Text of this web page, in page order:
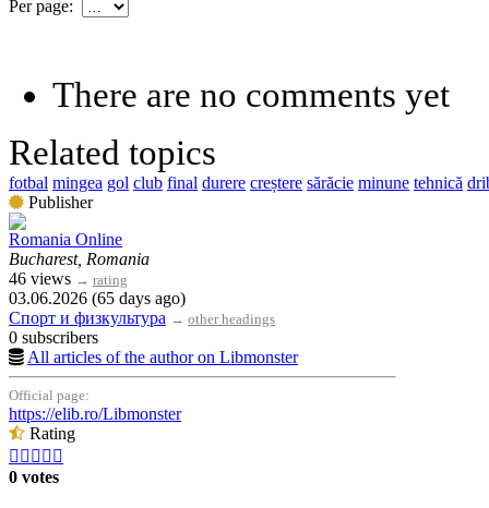
Per page:
There are no comments yet
Related topics
fotbal mingea gol club final durere creștere sărăcie minune tehnică
Publisher
Romania Online
Bucharest, Romania
46 views → rating
03.06.2026 (65 days ago)
Спорт и физкультура → other headings
0 subscribers
All articles of the author on Libmonster
Official page:
https://elib.ro/Libmonster
Rating
    
0 votes